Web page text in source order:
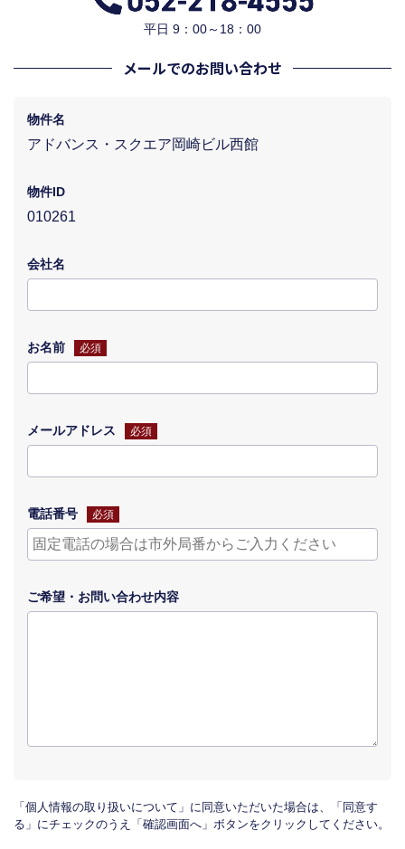
平日 9：00～18：00
メールでのお問い合わせ
物件名
アドバンス・スクエア岡崎ビル西館
物件ID
010261
会社名
お名前 必須
メールアドレス 必須
電話番号 必須
ご希望・ お問い合わせ内容
「個人情報の取り扱いについて」に同意いただいた場合は、「同意す
る」にチェックのうえ「確認画面へ」ボタンをクリックしてください。